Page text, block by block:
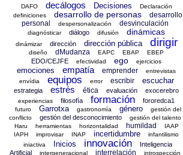
DAFO decálogos Decisiones
Declaración
definiciones
desarrollo de personas
desarrollo
personal
despersonalización desvinculación
diagnósticar diálogo difusión dinámicas
dinámizar dirección dirección pública dirigir
diseño dMudanza EAPC EBAP EBEP
EDO/CEJFE efectividad ego ejercicios
emociones empatía emprender
entrevistas
envídia
equipos error escribir escuchar
estrategia estrés ética evaluación exocerebro
experiencias filosofía formación fororedca1
futuro Garrotxa gastronomía género
gestión del
conflicto
gestión del desconocimiento
gestión del talento
Haru
herramientas horizontalidad humildad
IAAP
IAPH
improvisar INAP incertidumbre
infantilismo
iniactiva
Inicios innovación
Inteligencia
Artificial
intergeneracional interrelación introspección